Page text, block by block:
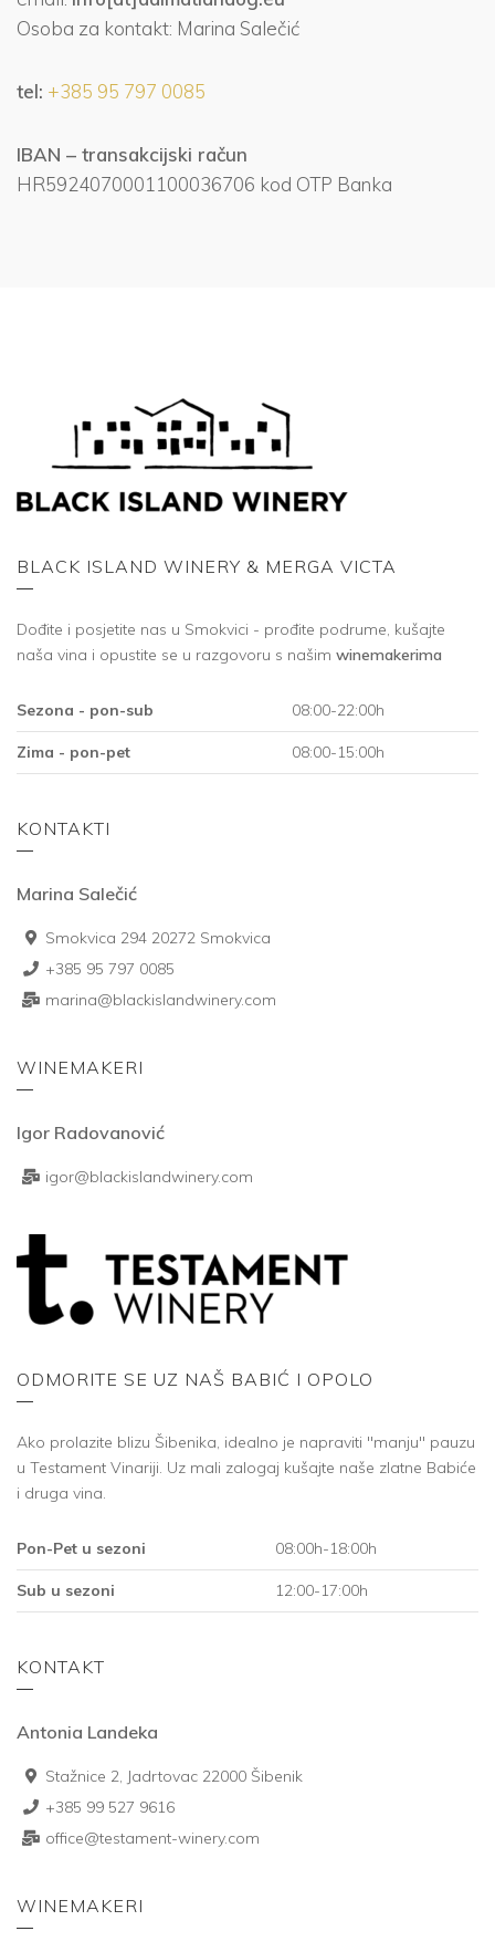
Osoba za kontakt: Marina Salečić
tel: +385 95 797 0085
IBAN – transakcijski račun
HR5924070001100036706 kod OTP Banka
BLACK ISLAND WINERY & MERGA VICTA
Dođite i posjetite nas u Smokvici - prođite podrume, kušajte
naša vina i opustite se u razgovoru s našim winemakerima
Sezona - pon-sub 08:00-22:00h
Zima - pon-pet 08:00-15:00h
KONTAKTI
Marina Salečić
Smokvica 294 20272 Smokvica
+385 95 797 0085
marina@blackislandwinery.com
WINEMAKERI
Igor Radovanović
igor@blackislandwinery.com
ODMORITE SE UZ NAŠ BABIĆ I OPOLO
Ako prolazite blizu Šibenika, idealno je napraviti "manju" pauzu
u Testament Vinariji. Uz mali zalogaj kušajte naše zlatne Babiće
i druga vina.
Pon-Pet u sezoni 08:00h-18:00h
Sub u sezoni 12:00-17:00h
KONTAKT
Antonia Landeka
Stažnice 2, Jadrtovac 22000 Šibenik
+385 99 527 9616
office@testament-winery.com
WINEMAKERI